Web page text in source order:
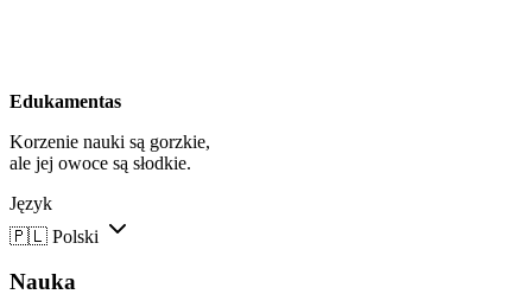
Edukamentas
Korzenie nauki są gorzkie,
ale jej owoce są słodkie.
Język
🇵🇱 Polski
Nauka